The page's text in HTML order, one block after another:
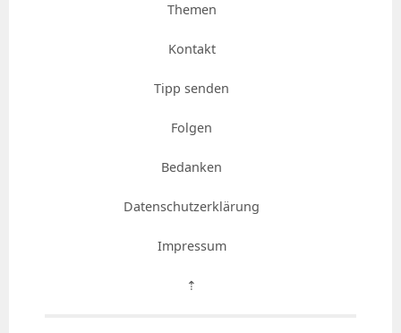
Themen
Kontakt
Tipp senden
Folgen
Bedanken
Datenschutzerklärung
Impressum
⇡